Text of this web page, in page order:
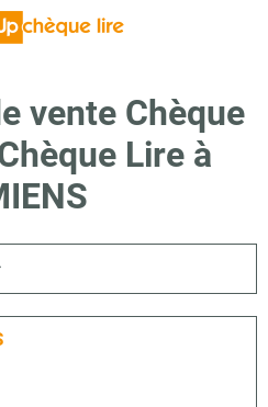
vente Chèque
Lire à